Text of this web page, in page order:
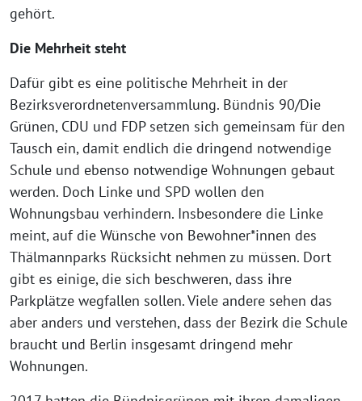
gehört.
Die Mehrheit steht
Dafür gibt es eine politische Mehrheit in der
Bezirksverordnetenversammlung. Bündnis 90/Die
Grünen, CDU und FDP setzen sich gemeinsam für den
Tausch ein, damit endlich die dringend notwendige
Schule und ebenso notwendige Wohnungen gebaut
werden. Doch Linke und SPD wollen den
Wohnungsbau verhindern. Insbesondere die Linke
meint, auf die Wünsche von Bewohner*innen des
Thälmannparks Rücksicht nehmen zu müssen. Dort
gibt es einige, die sich beschweren, dass ihre
Parkplätze wegfallen sollen. Viele andere sehen das
aber anders und verstehen, dass der Bezirk die Schule
braucht und Berlin insgesamt dringend mehr
Wohnungen.